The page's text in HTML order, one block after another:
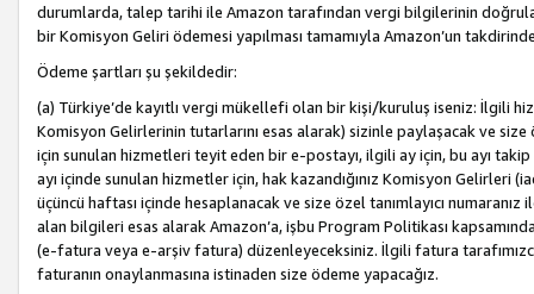
durumlarda, talep tarihi ile Amazon tarafından vergi bilgilerinin
bir Komisyon Geliri ödemesi yapılması tamamıyla Amazon’un
Ödeme şartları şu şekildedir:
(a) Türkiye’de kayıtlı vergi mükellefi olan bir kişi/kuruluş iseniz: İlgili
Komisyon Gelirlerinin tutarlarını esas alarak) sizinle paylaşacak ve
için sunulan hizmetleri teyit eden bir e-postayı, ilgili ay için, bu ayı
ayı içinde sunulan hizmetler için, hak kazandığınız Komisyon Gelirleri
üçüncü haftası içinde hesaplanacak ve size özel tanımlayıcı
alan bilgileri esas alarak Amazon’a, işbu Program Politikası
(e-fatura veya e-arşiv fatura) düzenleyeceksiniz. İlgili fatura
faturanın onaylanmasına istinaden size ödeme yapacağız.